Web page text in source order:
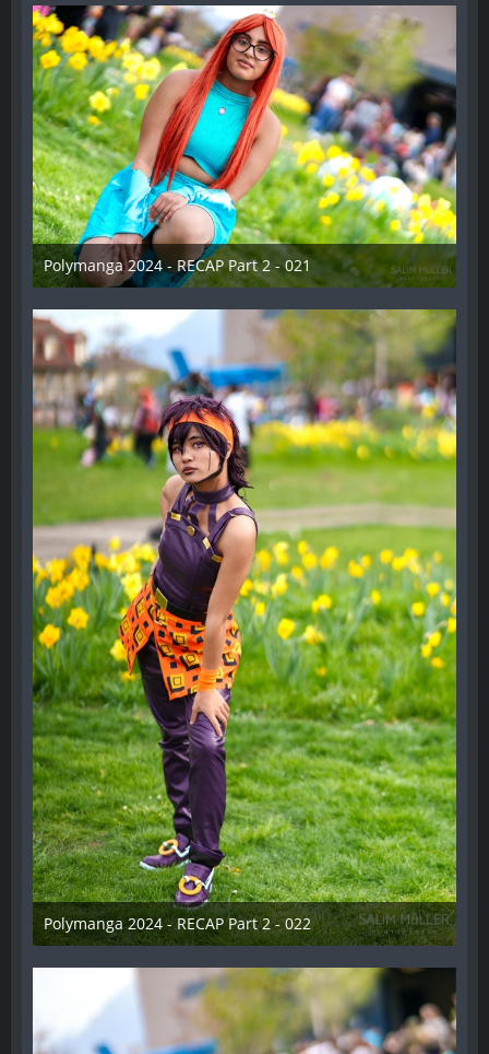
Polymanga 2024 - RECAP Part 2 - 021
29. April 2024
Polymanga 2024 - RECAP Part 2 - 022
29. April 2024